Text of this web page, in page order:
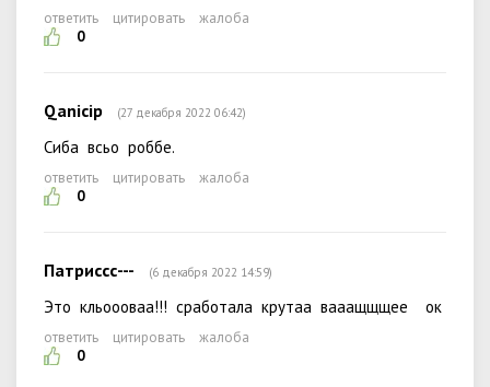
ответить цитировать
жалоба
0
Qanicip (27 декабря 2022 06:42)
Сиба всьо роббе.
ответить цитировать
жалоба
0
Патриссс--- (6 декабря 2022 14:59)
Это кльоооваа!!! сработала крутаа вааащщщее ок
ответить цитировать
жалоба
0